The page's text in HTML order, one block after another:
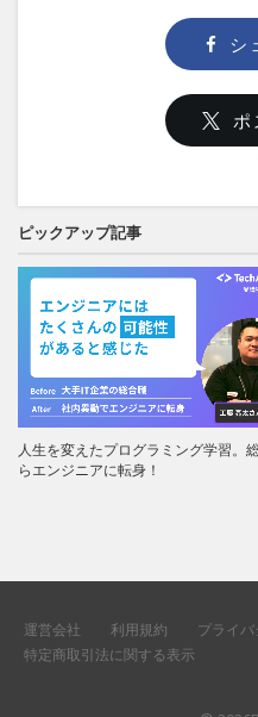
シ
ポ
ピックアップ記事
人生を変えたプログラミング学習。
らエンジニアに転身！
運営会社 利用規約
プライ
特定商取引法に関する表示